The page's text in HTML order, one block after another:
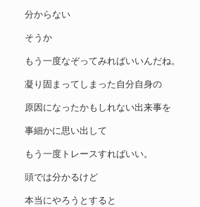
分からない
そうか
もう一度なぞってみればいいんだね。
凝り固まってしまった自分自身の
原因になったかもしれない出来事を
事細かに思い出して
もう一度トレースすればいい。
頭では分かるけど
本当にやろうとすると